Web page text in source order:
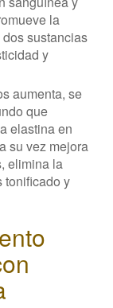
la
sustancias
y
aumenta, se
que
elastina en
su vez mejora
elimina la
tonificado y